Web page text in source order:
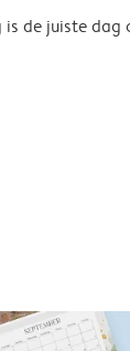
de juiste dag